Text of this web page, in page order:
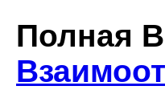
Полная